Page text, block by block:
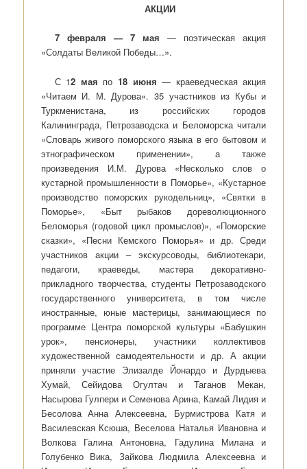
АКЦИИ
7 февраля — 7 мая — поэтическая акция
«Солдаты Великой Победы…».
С 12 мая по18 июня — краеведческая акция
«Читаем И. М. Дурова». 35 участников из Кубы и
Туркменистана, из российских городов
Калининграда, Петрозаводска и Беломорска читали
«Словарь живого поморского языка в его бытовом и
этнографическом применении», а также
произведения И.М. Дурова «Несколько слов о
кустарной промышленности в Поморье», «Кустарное
производство поморских рукодельниц», «Святки в
Поморье», «Быт рыбаков дореволюционного
Беломорья (годовой цикл промыслов)», «Поморские
сказки», «Песни Кемского Поморья» и др. Среди
участников акции – экскурсоводы, библиотекари,
педагоги, краеведы, мастера декоративно-
прикладного творчества, студенты Петрозаводского
государственного университета, в том числе
иностранные, юные мастерицы, занимающиеся по
программе Центра поморской культуры «Бабушкин
урок», пенсионеры, участники коллективов
художественной самодеятельности и др. А акции
приняли участие Элизалде Йонардо и Дурдыева
Хумай, Сейидова Огултач и Таганов Мекан,
Насырова Гулпери и Семенова Арина, Камай Лидия и
Бесолова Анна Алексеевна, Бурмистрова Катя и
Василевская Ксюша, Веселова Наталья Ивановна и
Волкова Галина Антоновна, Гадулина Милана и
Голубенко Вика, Зайкова Людмила Алексеевна и